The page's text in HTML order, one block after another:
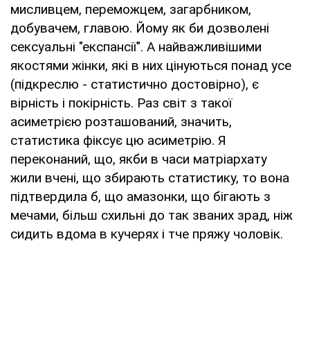
мисливцем, переможцем, загарбником,
добувачем, главою. Йому як би дозволені
сексуальні "експансії". А найважливішими
якостями жінки, які в них цінуються понад усе
(підкреслю - статистично достовірно), є
вірність і покірність. Раз світ з такої
асиметрією розташований, значить,
статистика фіксує цю асиметрію. Я
переконаний, що, якби в часи матріархату
жили вчені, що збирають статистику, то вона
підтвердила б, що амазонки, що бігають з
мечами, більш схильні до так званих зрад, ніж
сидить вдома в кучерях і тче пряжу чоловік.